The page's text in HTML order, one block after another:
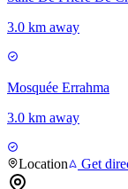
3.0 km away
Mosquée Errahma
3.0 km away
Location Get